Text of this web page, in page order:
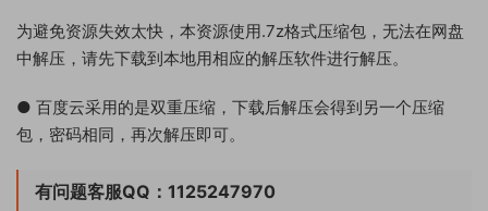
为避免资源失效太快，本资源使用.7z格式压缩包，无法在网盘
中解压，请先下载到本地用相应的解压软件进行解压。
● 百度云采用的是双重压缩，下载后解压会得到另一个压缩
包，密码相同，再次解压即可。
有问题客服QQ：1125247970